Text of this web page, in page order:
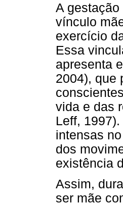
A
vínculo
exercício
Essa
apresenta
2004), que
vida e das
Leff,
intensas
dos
existência
Assim,
ser mãe